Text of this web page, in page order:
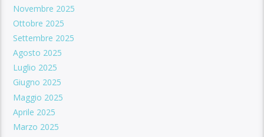
Novembre 2025
Ottobre 2025
Settembre 2025
Agosto 2025
Luglio 2025
Giugno 2025
Maggio 2025
Aprile 2025
Marzo 2025